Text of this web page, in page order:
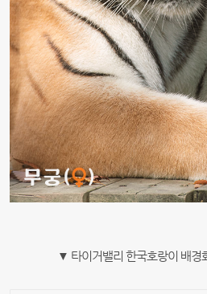
▼ 타이거밸리 한국호랑이 배경